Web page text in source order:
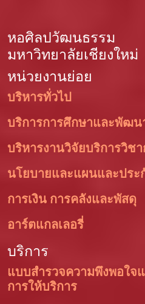
หอศิลปวัฒนธรรม
มหาวิทยาลัยเชียงใหม่
หน่วยงานย่อย
บริหารทั่วไป
บริการการศึกษาและพัฒ
บริหารงานวิจัยบริการวิช
นโยบายและแผนและปร
การเงิน การคลังและพัสดุ
อาร์ตแกลเลอรี่
บริการ
แบบสำรวจความพึงพอใจ
การให้บริการ